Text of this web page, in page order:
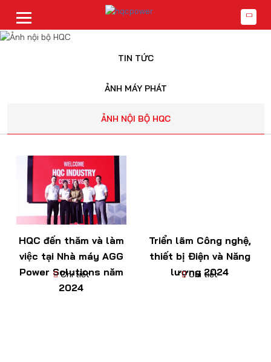
TIN TỨC
ẢNH MÁY PHÁT
ẢNH NỘI BỘ HQC
HQC đến thăm và làm
việc tại Nhà máy AGG
Power Solutions năm
2024
Chi tiết
Triển lãm Công nghệ,
thiết bị Điện và Năng
lượng 2024
Chi tiết